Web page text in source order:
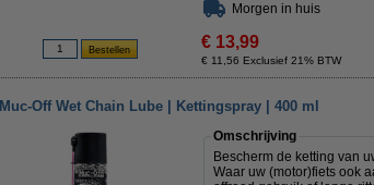
Morgen in huis
€ 13,99
€ 11,56 Exclusief 21% BTW
Muc-Off Wet Chain Lube | Kettingspray | 400 ml
Omschrijving
Bescherm de ketting van
Waar uw (motor)fiets ook